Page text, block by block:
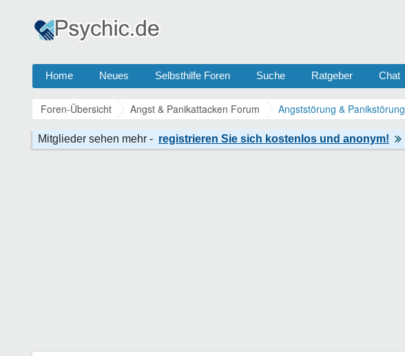
Home Neues Selbsthilfe Foren Suche Ratgeber Chat
Foren-Übersicht Angst & Panikattacken Forum Angststörung & Panikstörung